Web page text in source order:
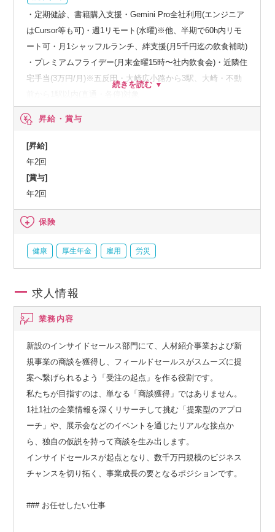
・定期健診、書籍購入支援・Gemini Pro全社利用(エンジニア
はCursor等も可)・週1リモート(水曜)※他、半期で60h内リモ
ート可・月1シャッフルランチ、絆支援(月5千円迄の飲食補助)
・プレミアムフライデー(月末金曜15時〜社内飲食会)・近隣住
宅手当(3万円/月)※五反田・大崎広小路から3駅、大崎・不動
昇給・賞与
[昇給]
年2回
[賞与]
年2回
保険
健康 厚生年金 雇用 労災
求人情報
業務内容
新設のインサイドセールス部門にて、人材紹介事業および新
規事業の商談を獲得し、フィールドセールスがスムーズに提
案へ繋げられるよう「受注の起点」を作る役割です。
私たちが目指すのは、単なる「商談獲得」ではありません。
1社1社の企業情報を深くリサーチして挑む「提案型のアプロ
ーチ」や、展示会などのイベントを通じたリアルな接点か
ら、独自の仮説を持って商談を生み出します。
インサイドセールスが起点となり、数千万円規模のビジネス
チャンスを切り拓く、事業成長の要となるポジションです。
### お任せしたい仕事